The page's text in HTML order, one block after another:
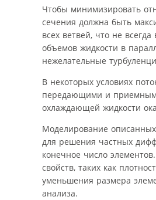
Чтобы минимизировать
сечения должна быть
всех ветвей, что не
объемов жидкости в
нежелательные
В некоторых условиях
передающими и
охлаждающей жидкости
Моделирование
для решения частных
конечное число
свойств, таких как
уменьшения размера
анализа.